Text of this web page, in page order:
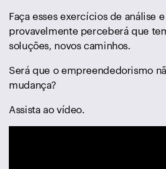
Faça esses exercícios de análise
provavelmente perceberá que
soluções, novos caminhos.
Será que o empreendedorismo
mudança?
Assista ao vídeo.